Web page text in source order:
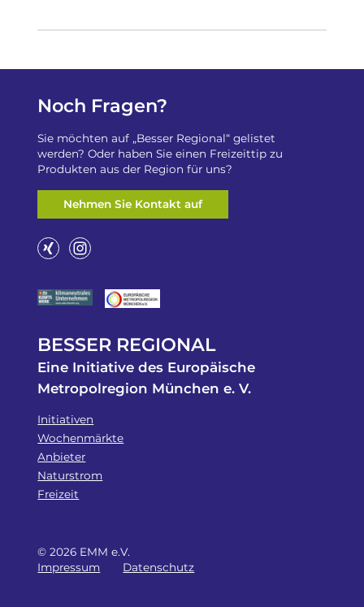
BESSER REGIONAL
Eine Initiative des Europäische
Metropolregion München e. V.
Initiativen
Wochenmärkte
Anbieter
Naturstrom
Freizeit
© 2026 EMM e.V.
Impressum
Datenschutz
Noch Fragen?
Sie möchten auf „Besser Regional“ gelistet
werden? Oder haben Sie einen Freizeittip zu
Produkten aus der Region für uns?
Nehmen Sie Kontakt auf